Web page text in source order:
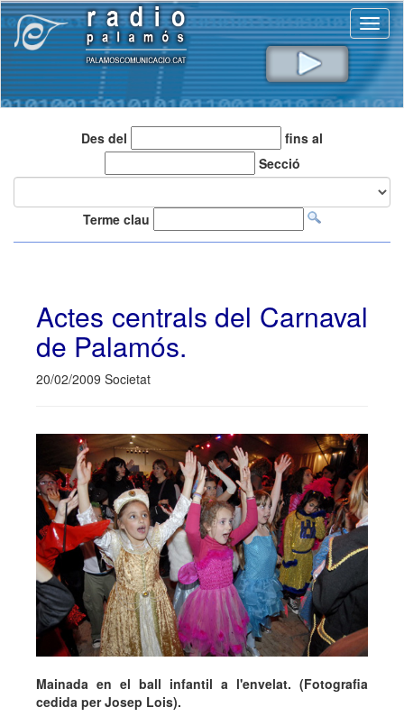
Des del
fins al
Secció
Terme clau
Actes centrals del Carnaval
de Palamós.
20/02/2009 Societat
Mainada en el ball infantil a l'envelat. (Fotografia
cedida per Josep Lois).